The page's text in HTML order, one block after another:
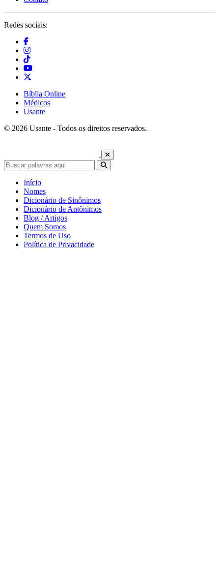
Redes sociais:
Bíblia Online
Médicos
Usante
© 2026 Usante - Todos os direitos reservados.
Início
Nomes
Dicionário de Sinônimos
Dicionário de Antônimos
Blog / Artigos
Quem Somos
Termos de Uso
Política de Privacidade